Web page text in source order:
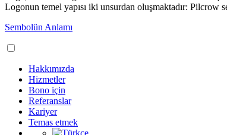
Logonun temel yapısı iki unsurdan oluşmaktadır: Pilcrow
Sembolün Anlamı
Hakkımızda
Hizmetler
Bono için
Referanslar
Kariyer
Temas etmek